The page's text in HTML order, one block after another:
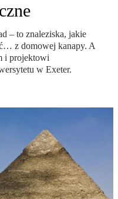
– to znaleziska, jakie
z domowej kanapy. A
i projektowi
w Exeter.